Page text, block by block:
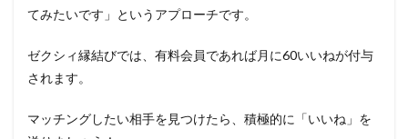
てみたいです」というアプローチです。
ゼクシィ縁結びでは、有料会員であれば月に60いいねが付与
されます。
マッチングしたい相手を見つけたら、積極的に「いいね」を